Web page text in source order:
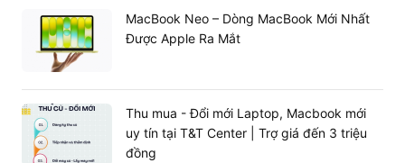
MacBook Neo – Dòng MacBook Mới Nhất
Được Apple Ra Mắt
Thu mua - Đổi mới Laptop, Macbook mới
uy tín tại T&T Center | Trợ giá đến 3 triệu
đồng